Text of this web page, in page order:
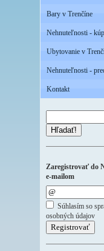
Bary v Trenčíne
Nehnuteľnosti -
Ubytovanie v
Nehnuteľnosti -
Kontakt
Hľadať!
Zaregistrovať do
e-mailom
Súhlasím so
osobných údajov